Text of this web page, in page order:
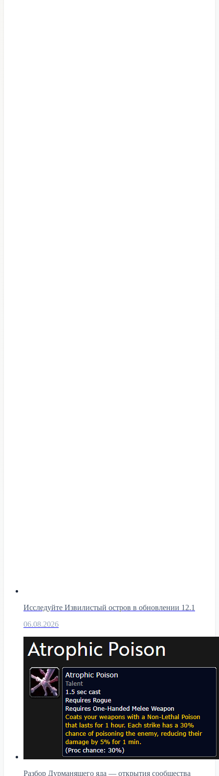
Исследуйте Извилистый остров в обновлении 12.1
06.08.2026
Разбор Дурманящего яда — открытия сообщества